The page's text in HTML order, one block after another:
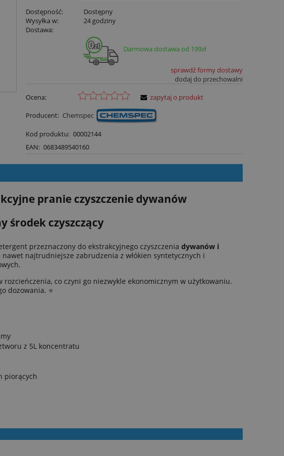
Dostępność:
Dostępny
Wysyłka w:
24 godziny
Dostawa:
Darmowa dostawa od 199zł
sprawdź formy dostawy
dodaj do przechowalni
Ocena:
Producent: Chemspec
Kod produktu: 00002144
EAN: 0683489540160
zapytaj o produkt
pranie czyszczenie dywanów
środek czyszczący
przeznaczony do ekstrakcyjnego czyszczenia dywanów i
najtrudniejsze zabrudzenia z włókien syntetycznych i
co czyni go niezwykle ekonomicznym w użytkowaniu.
dozowania. ⭐️
z 5L koncentratu
piorących